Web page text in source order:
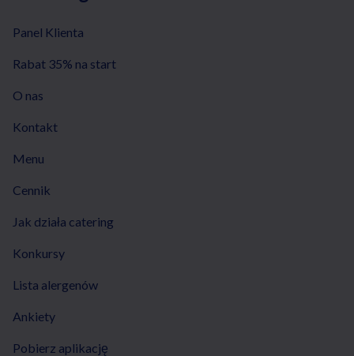
Panel Klienta
Rabat 35% na start
O nas
Kontakt
Menu
Cennik
Jak działa catering
Konkursy
Lista alergenów
Ankiety
Pobierz aplikację